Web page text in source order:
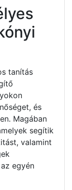
tanítás
és
Magában
segítik
valamint
egyén